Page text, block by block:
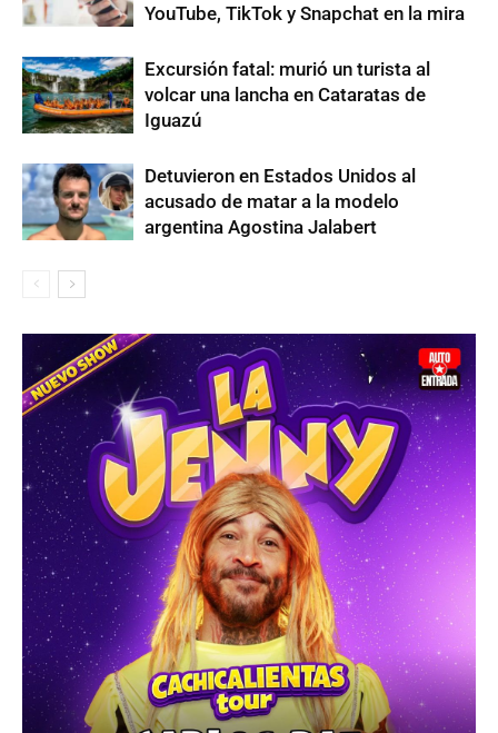
YouTube, TikTok y Snapchat en la mira
Excursión fatal: murió un turista al
volcar una lancha en Cataratas de
Iguazú
Detuvieron en Estados Unidos al
acusado de matar a la modelo
argentina Agostina Jalabert